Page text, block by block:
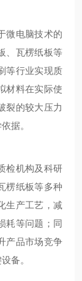
电脑技术的
、瓦楞纸板等
等行业实现质
材料在实际使
裂的较大压力
据。
机构及科研
楞纸板等多种
生产工艺，减
耗等问题；同
产品市场竞争
备。